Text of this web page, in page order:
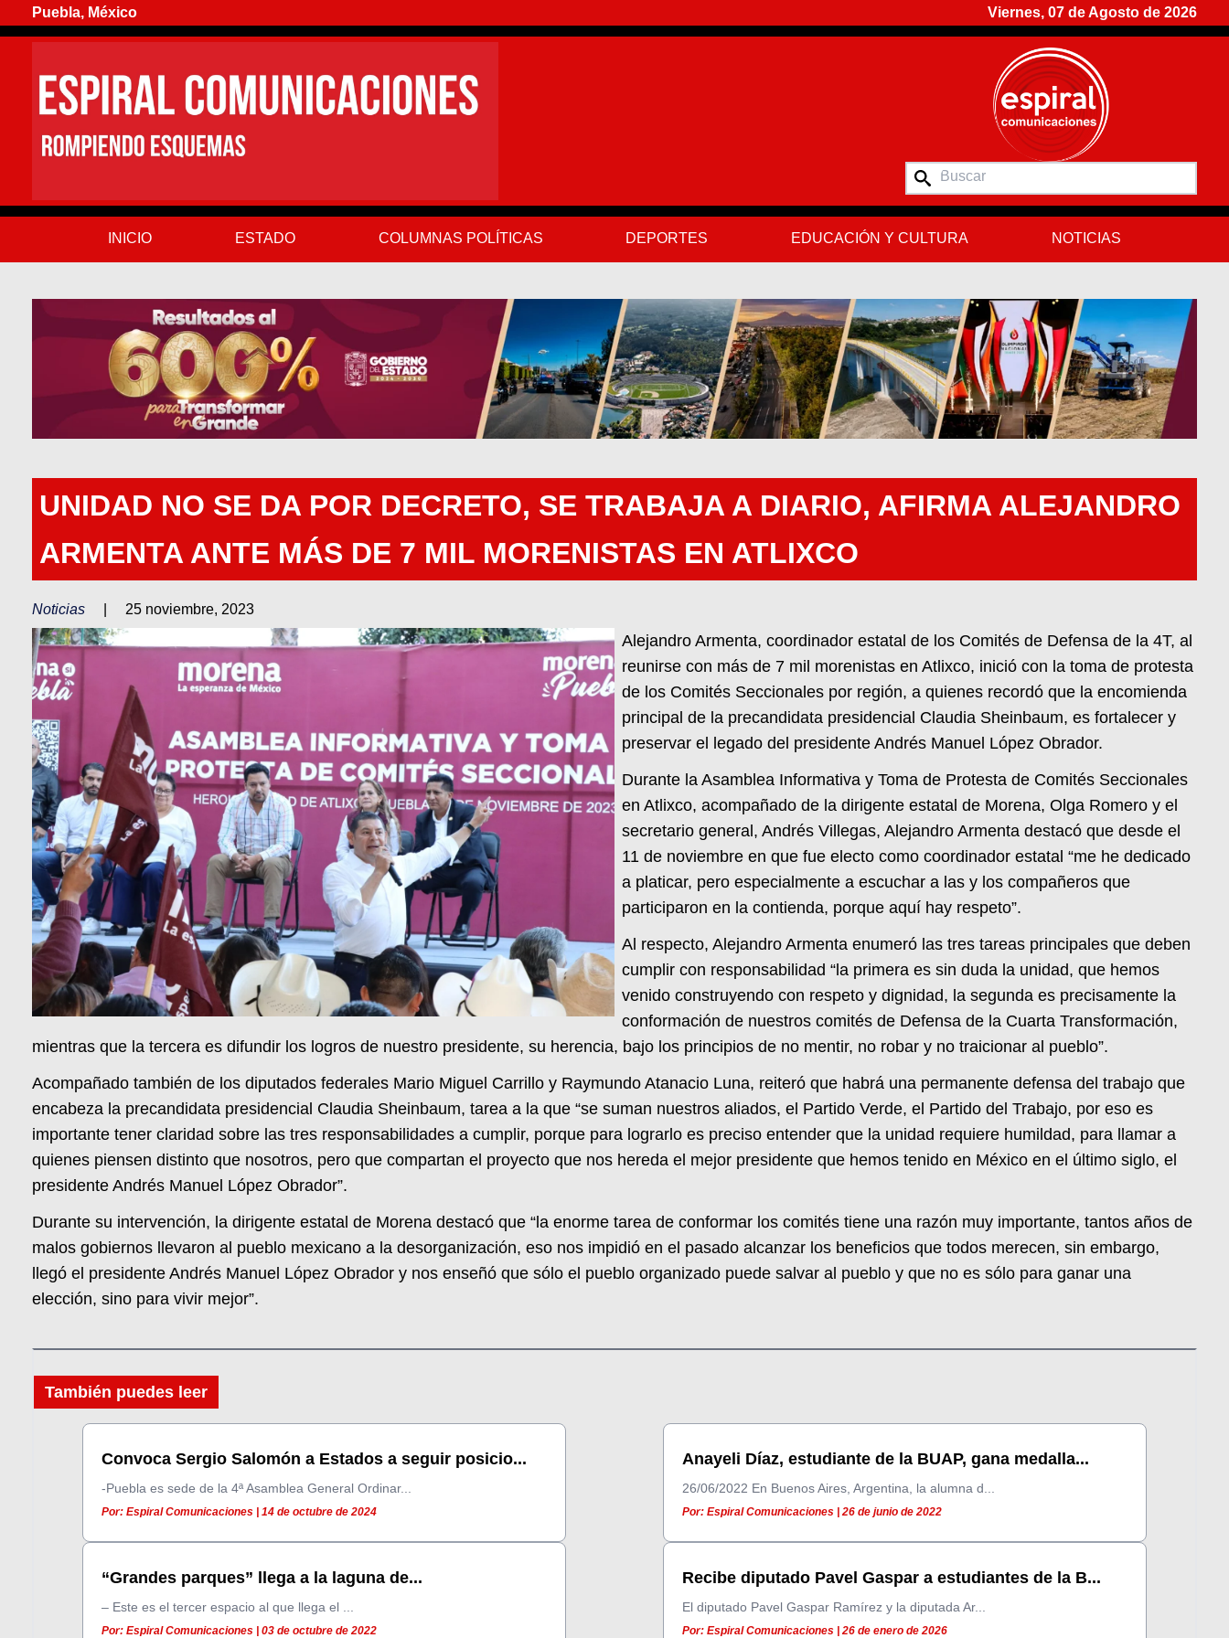
Puebla, México Viernes, 07 de Agosto de 2026
INICIO ESTADO COLUMNAS POLÍTICAS DEPORTES EDUCACIÓN Y CULTURA NOTICIAS
UNIDAD NO SE DA POR DECRETO, SE TRABAJA A DIARIO, AFIRMA ALEJANDRO
ARMENTA ANTE MÁS DE 7 MIL MORENISTAS EN ATLIXCO
Noticias 25 noviembre, 2023
Alejandro Armenta, coordinador estatal de los Comités de Defensa de la 4T, al
reunirse con más de 7 mil morenistas en Atlixco, inició con la toma de protesta
de los Comités Seccionales por región, a quienes recordó que la encomienda
principal de la precandidata presidencial Claudia Sheinbaum, es fortalecer y
preservar el legado del presidente Andrés Manuel López Obrador.
Durante la Asamblea Informativa y Toma de Protesta de Comités Seccionales
en Atlixco, acompañado de la dirigente estatal de Morena, Olga Romero y el
secretario general, Andrés Villegas, Alejandro Armenta destacó que desde el
11 de noviembre en que fue electo como coordinador estatal “me he dedicado
a platicar, pero especialmente a escuchar a las y los compañeros que
participaron en la contienda, porque aquí hay respeto”.
Al respecto, Alejandro Armenta enumeró las tres tareas principales que deben
cumplir con responsabilidad “la primera es sin duda la unidad, que hemos
venido construyendo con respeto y dignidad, la segunda es precisamente la
conformación de nuestros comités de Defensa de la Cuarta Transformación,
mientras que la tercera es difundir los logros de nuestro presidente, su herencia, bajo los principios de no mentir, no robar y no traicionar al pueblo”.
Acompañado también de los diputados federales Mario Miguel Carrillo y Raymundo Atanacio Luna, reiteró que habrá una permanente defensa del trabajo que
encabeza la precandidata presidencial Claudia Sheinbaum, tarea a la que “se suman nuestros aliados, el Partido Verde, el Partido del Trabajo, por eso es
importante tener claridad sobre las tres responsabilidades a cumplir, porque para lograrlo es preciso entender que la unidad requiere humildad, para llamar a
quienes piensen distinto que nosotros, pero que compartan el proyecto que nos hereda el mejor presidente que hemos tenido en México en el último siglo, el
presidente Andrés Manuel López Obrador”.
Durante su intervención, la dirigente estatal de Morena destacó que “la enorme tarea de conformar los comités tiene una razón muy importante, tantos años de
malos gobiernos llevaron al pueblo mexicano a la desorganización, eso nos impidió en el pasado alcanzar los beneficios que todos merecen, sin embargo,
llegó el presidente Andrés Manuel López Obrador y nos enseñó que sólo el pueblo organizado puede salvar al pueblo y que no es sólo para ganar una
elección, sino para vivir mejor”.
También puedes leer
Convoca Sergio Salomón a Estados a seguir posicio...
-Puebla es sede de la 4ª Asamblea General Ordinar...
Por: Espiral Comunicaciones | 14 de octubre de 2024
Anayeli Díaz, estudiante de la BUAP, gana medalla...
26/06/2022 En Buenos Aires, Argentina, la alumna d...
Por: Espiral Comunicaciones | 26 de junio de 2022
“Grandes parques” llega a la laguna de...
– Este es el tercer espacio al que llega el ...
Por: Espiral Comunicaciones | 03 de octubre de 2022
Recibe diputado Pavel Gaspar a estudiantes de la B...
El diputado Pavel Gaspar Ramírez y la diputada Ar...
Por: Espiral Comunicaciones | 26 de enero de 2026